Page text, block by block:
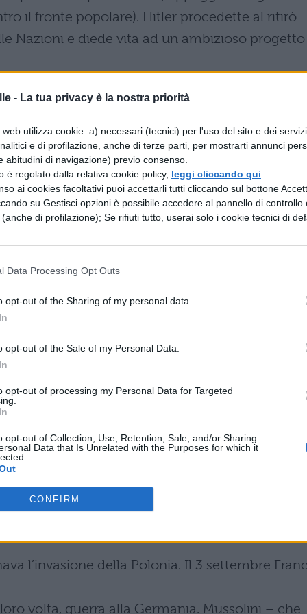
- La tua privacy è la nostra priorità
utilizza cookie: a) necessari (tecnici) per l'uso del sito e dei
e di profilazione, anche di terze parti, per mostrarti annunci
abitudini di navigazione) previo consenso.
è regolato dalla relativa cookie policy, leggi cliccando qui
ai cookies facoltativi puoi accettarli tutti cliccando sul bottone
su Gestisci opzioni è possibile accedere al pannello di controllo
di profilazione); Se rifiuti tutto, userai solo i cookie tecnici di
Data Processing Opt Outs
opt-out of the Sharing of my personal data.
opt-out of the Sale of my Personal Data.
opt-out of processing my Personal Data for Targeted
opt-out of Collection, Use, Retention, Sale, and/or Sharing
Data that Is Unrelated with the Purposes for which it
CONFIRM
il fronte popolare). Hitler procedette al ritirò
Nazioni e diede vita ad un ambizioso
democratici europei non riuscirono a
nell’Asse Roma-Berlino (1936),
il pericolo comunista. Anche a causa della
intervenire tempestivamente nei confronti
che possiamo tradurre con “pace a tutti i
dell’annessione di Danzica). Solo a
decise reazioni antitedesche.
Francia e Gran Bretagna rinunciarono alla loro
trattative con l’URSS. I negoziati (con inizio
i ministri degli Esteri russo e tedesco
allo scoppio della seconda Guerra mondiale
l’invasione della Polonia. Il 3 settembre
volta, guerra alla Germania. Mussolini – che